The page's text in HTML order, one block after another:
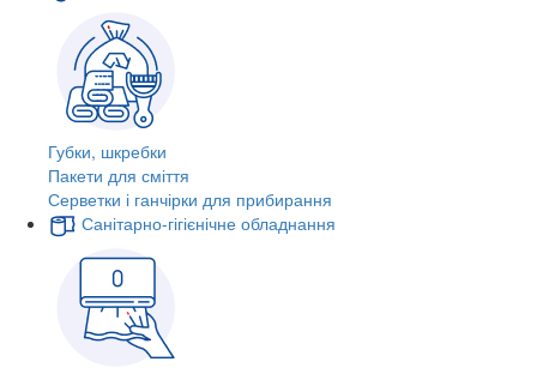
Губки, шкребки
Пакети для сміття
Серветки і ганчірки для прибирання
Санітарно-гігієнічне обладнання